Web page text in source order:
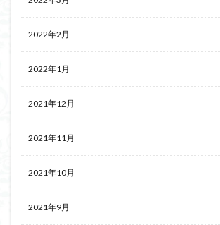
2022年2月
2022年1月
2021年12月
2021年11月
2021年10月
2021年9月